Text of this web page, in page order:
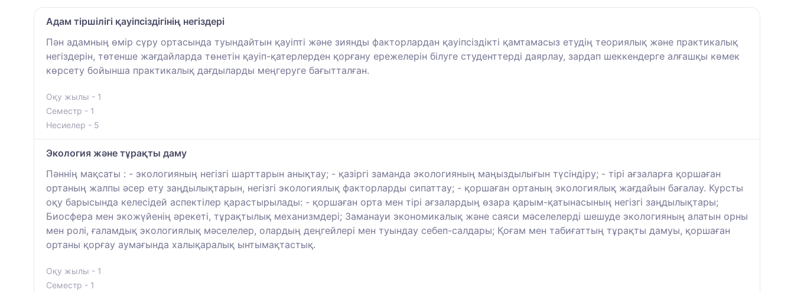
Адам тіршілігі қауіпсіздігінің негіздері
Пән адамның өмір сүру ортасында туындайтын қауіпті және зиянды факторлардан қауіпсіздікті қамтамасыз етудің теориялық және практикалық
негіздерін, төтенше жағдайларда төнетін қауіп-қатерлерден қорғану ережелерін білуге студенттерді даярлау, зардап шеккендерге алғашқы көмек
көрсету бойынша практикалық дағдыларды меңгеруге бағытталған.
Оқу жылы - 1
Семестр - 1
Несиелер - 5
Экология және тұрақты даму
Пәннің мақсаты : - экологияның негізгі шарттарын анықтау; - қазіргі заманда экологияның маңыздылығын түсіндіру; - тірі ағзаларға қоршаған
ортаның жалпы әсер ету заңдылықтарын, негізгі экологиялық факторларды сипаттау; - қоршаған ортаның экологиялық жағдайын бағалау. Курсты
оқу барысында келесідей аспектілер қарастырылады: - қоршаған орта мен тірі ағзалардың өзара қарым-қатынасының негізгі заңдылықтары;
Биосфера мен экожүйенің әрекеті, тұрақтылық механизмдері; Заманауи экономикалық және саяси мәселелерді шешуде экологияның алатын орны
мен ролі, ғаламдық экологиялық мәселелер, олардың деңгейлері мен туындау себеп-салдары; Қоғам мен табиғаттың тұрақты дамуы, қоршаған
ортаны қорғау аумағында халықаралық ынтымақтастық.
Оқу жылы - 1
Семестр - 1